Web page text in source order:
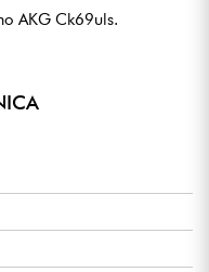
AKG Ck69uls.